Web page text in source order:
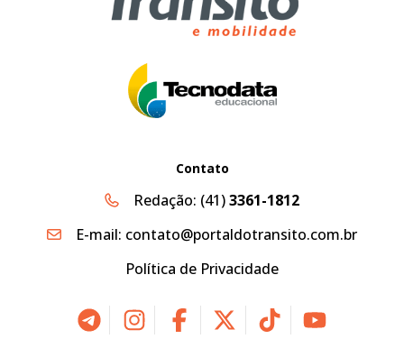
Contato
Redação: (41)3361-1812
E-mail: contato@portaldotransito.com.br
Política de Privacidade